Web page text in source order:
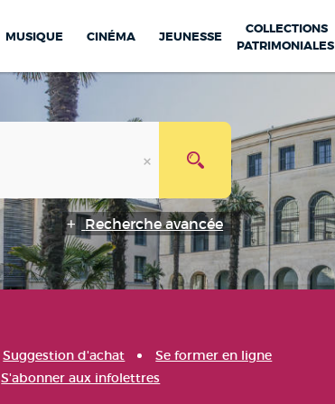
MUSIQUE CINÉMA JEUNESSE
COLLECTIONS
PATRIMONIALES
Recherche avancée
Suggestion d'achat
Se former en ligne
S'abonner aux infolettres